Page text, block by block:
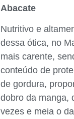
Abacate
Nutritivo e
dessa ótica, no
mais carente,
conteúdo de
de gordura,
dobro da manga,
vezes e meia o